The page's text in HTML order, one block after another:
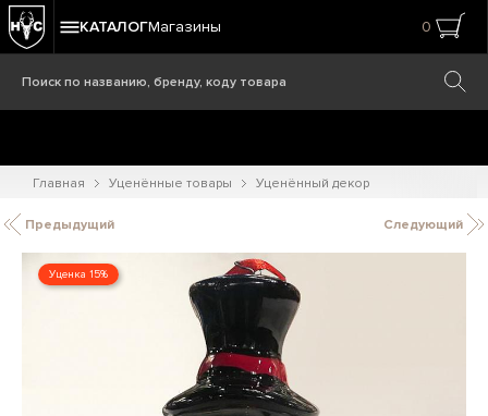
КАТАЛОГМагазины 0
Главная Уценённые товары Уценённый декор
Предыдущий Следующий
Уценка 15%